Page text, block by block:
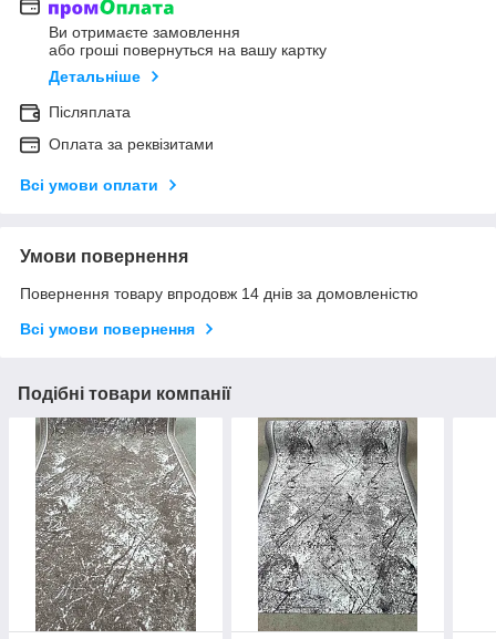
Ви отримаєте замовлення
або гроші повернуться на вашу картку
Детальніше
Післяплата
Оплата за реквізитами
Всі умови оплати
Умови повернення
Повернення товару впродовж 14 днів за домовленістю
Всі умови повернення
Подібні товари компанії